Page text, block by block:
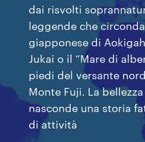
dai risvolti
leggende che
giapponese di
Jukai o il “Mare di
piedi del versante
Monte Fuji. La
nasconde una storia
di attività